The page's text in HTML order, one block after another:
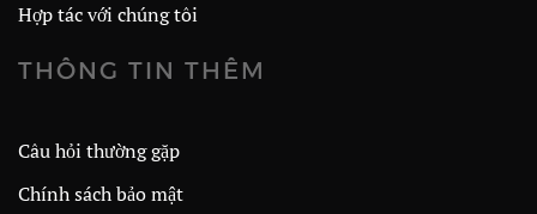
Hợp tác với chúng tôi
THÔNG TIN THÊM
Câu hỏi thường gặp
Chính sách bảo mật